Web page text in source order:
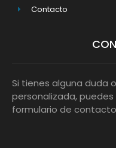
Contacto
Si tienes alguna duda
personalizada,
formulario de